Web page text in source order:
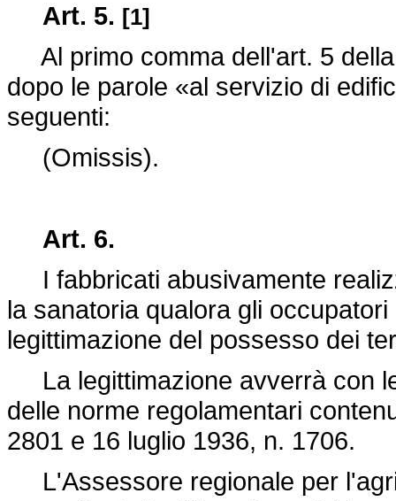
Art. 5. [1]
Al primo comma dell'art. 5
dopo le parole «al servizio di
seguenti:
(Omissis).
Art. 6.
I fabbricati abusivamente
la sanatoria qualora gli
legittimazione del possesso dei
La legittimazione avverrà con
delle norme regolamentari
2801 e 16 luglio 1936, n. 1706.
L'Assessore regionale per